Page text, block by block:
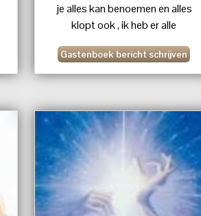
je alles kan benoemen en alles
klopt ook , ik heb er alle
voorspellingen ook uit gaan
komen , dit geeft mij weer een
Kaatje Liefs .
Gastenboek bericht schrijven